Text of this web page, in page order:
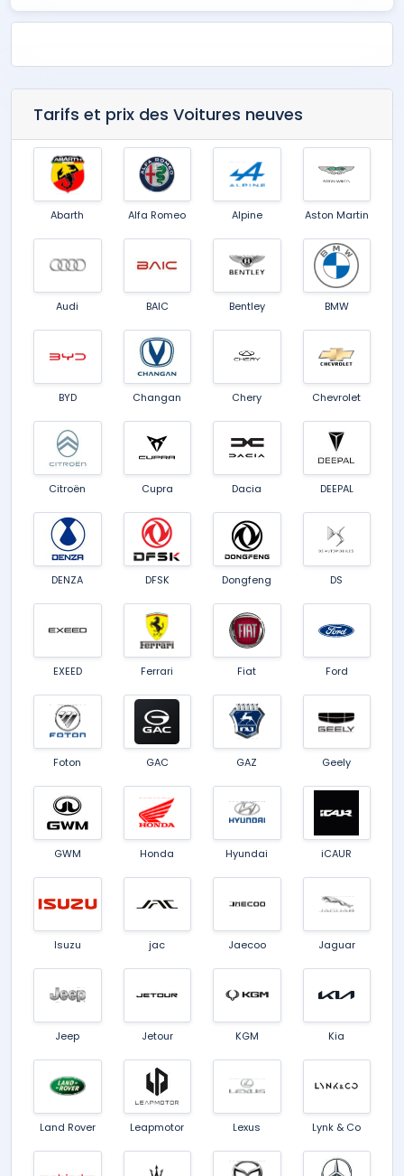
Tarifs et prix des Voitures neuves
Abarth Alfa Romeo Alpine Aston Martin
Audi BAIC Bentley BMW
BYD Changan Chery Chevrolet
Citroën Cupra Dacia DEEPAL
DENZA DFSK Dongfeng DS
EXEED Ferrari Fiat Ford
Foton GAC GAZ Geely
GWM Honda Hyundai iCAUR
Isuzu jac Jaecoo Jaguar
Jeep Jetour KGM Kia
Land Rover Leapmotor Lexus Lynk & Co